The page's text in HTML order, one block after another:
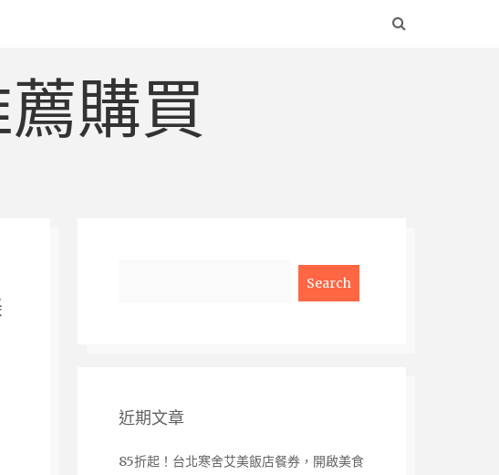
購買
近期文章
85折起！台北寒舍艾美飯店餐券，開啟美食